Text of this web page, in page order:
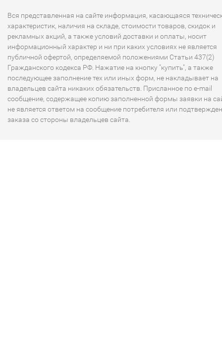
Вся представленная на сайте информация, касающаяся
характеристик, наличия на складе, стоимости товаров, скидок и
рекламных акций, а также условий доставки и оплаты, носит
информационный характер и ни при каких условиях не является
публичной офертой, определяемой положениями Статьи 437(2)
Гражданского кодекса РФ. Нажатие на кнопку "купить", а также
последующее заполнение тех или иных форм, не накладывает на
владельцев сайта никаких обязательств. Присланное по e-mail
сообщение, содержащее копию заполненной формы заявки на
не является ответом на сообщение потребителя или
заказа со стороны владельцев сайта.